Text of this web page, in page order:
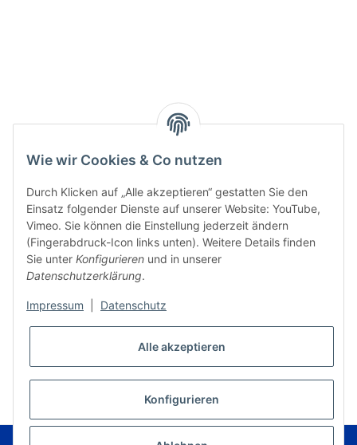
Wie wir Cookies & Co nutzen
Durch Klicken auf „Alle akzeptieren“ gestatten Sie den
Einsatz folgender Dienste auf unserer Website: YouTube,
Vimeo. Sie können die Einstellung jederzeit ändern
(Fingerabdruck-Icon links unten). Weitere Details finden
Sie unter Konfigurieren und in unserer
Datenschutzerklärung.
Impressum Datenschutz
Alle akzeptieren
Konfigurieren
VERTRAG WIDERRUFEN